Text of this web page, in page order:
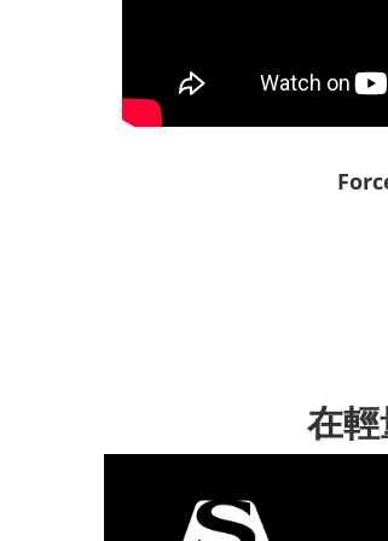
在輕